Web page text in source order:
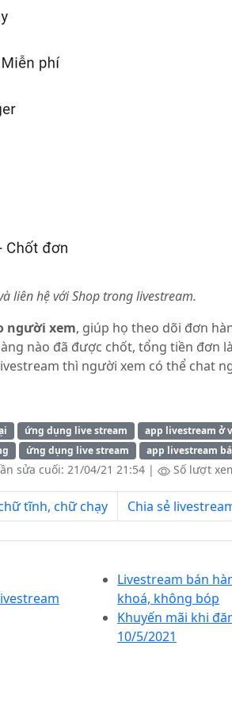
liên hệ với Shop trong livestream.
người xem, giúp họ theo dõi đơn
nào đã được chốt, tổng tiền đơn
thì người xem có thể chat
ứng dụng live stream app livestream ở
ứng dụng live stream app livestream
sửa cuối: 21/04/21 21:54 | Số lượt
tĩnh, chữ chạy Chia sẻ
Livestream bán
khoá, không bóp
Khuyến mãi khi
10/5/2021